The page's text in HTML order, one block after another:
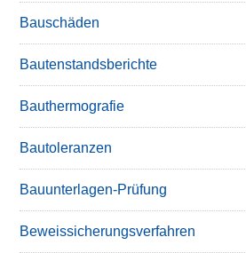
Bauschäden
Bautenstandsberichte
Bauthermografie
Bautoleranzen
Bauunterlagen-Prüfung
Beweissicherungsverfahren